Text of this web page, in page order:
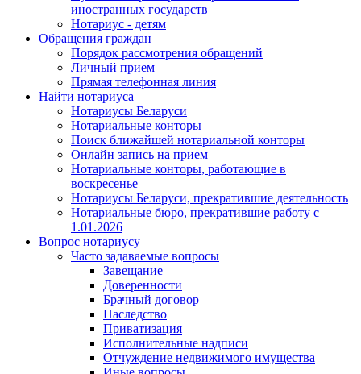
иностранных государств
Нотариус - детям
Обращения граждан
Порядок рассмотрения обращений
Личный прием
Прямая телефонная линия
Найти нотариуса
Нотариусы Беларуси
Нотариальные конторы
Поиск ближайшей нотариальной конторы
Онлайн запись на прием
Нотариальные конторы, работающие в
воскресенье
Нотариусы Беларуси, прекратившие деятельность
Нотариальные бюро, прекратившие работу с
1.01.2026
Вопрос нотариусу
Часто задаваемые вопросы
Завещание
Доверенности
Брачный договор
Наследство
Приватизация
Исполнительные надписи
Отчуждение недвижимого имущества